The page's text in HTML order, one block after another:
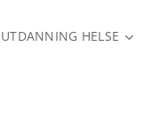
UTDANNING HELSE